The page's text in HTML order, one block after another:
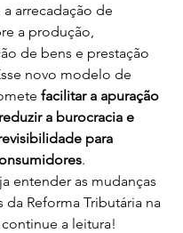
arrecadação de
a produção,
de bens e prestação
novo modelo de
facilitar a apuração
a burocracia e
para
.
entender as mudanças
da Reforma Tributária na
a leitura!